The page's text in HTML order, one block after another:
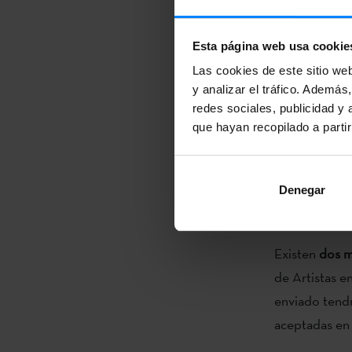
Esta página web usa
Las cookies de este sitio
y analizar el tráfico.
redes sociales, publicidad y
que hayan recopilado a
Denegar
El plazo
finalizará el
potenciar la
circuito de
Gracias al
como fin
expresión
Existen dos
de Artistas
enviado
aceptadas